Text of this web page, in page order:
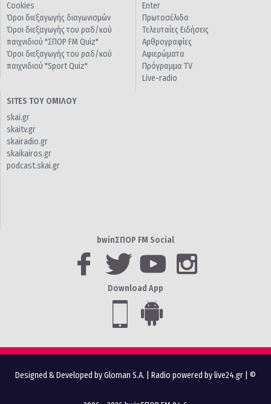
Cookies
Όροι διεξαγωγής διαγωνισμών
Όροι διεξαγωγής του ραδ/κού
παιχνιδιού "ΣΠΟΡ FM Quiz"
Όροι διεξαγωγής του ραδ/κού
παιχνιδιού "Sport Quiz"
Enter
Πρωτοσέλιδα
Τελευταίες Ειδήσεις
Αρθρογραφίες
Αφιερώματα
Πρόγραμμα TV
Live-radio
SITES ΤΟΥ ΟΜΙΛΟΥ
skai.gr
skaitv.gr
skairadio.gr
skaikairos.gr
podcast.skai.gr
bwinΣΠΟΡ FM Social
Download App
Designed & Developed by Gloman S.A. Radio powered by live24.gr | ©